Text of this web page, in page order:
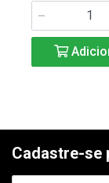
Cadastre-se